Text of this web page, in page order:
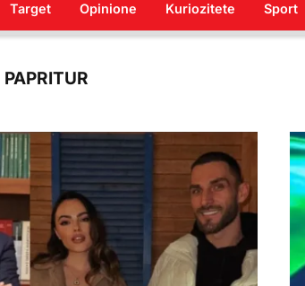
Target Opinione Kuriozitete Sport
PAPRITUR